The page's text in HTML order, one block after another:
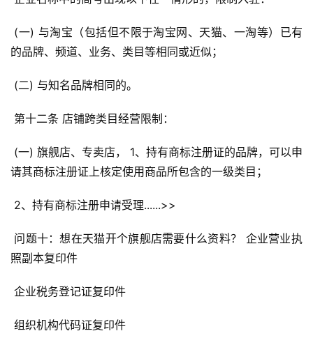
的品牌、频道、业务、类目等相同或近似；
(二) 与知名品牌相同的。
第十二条 店铺跨类目经营限制：
请其商标注册证上核定使用商品所包含的一级类目；
2、持有商标注册申请受理......>>
照副本复印件
企业税务登记证复印件
组织机构代码证复印件